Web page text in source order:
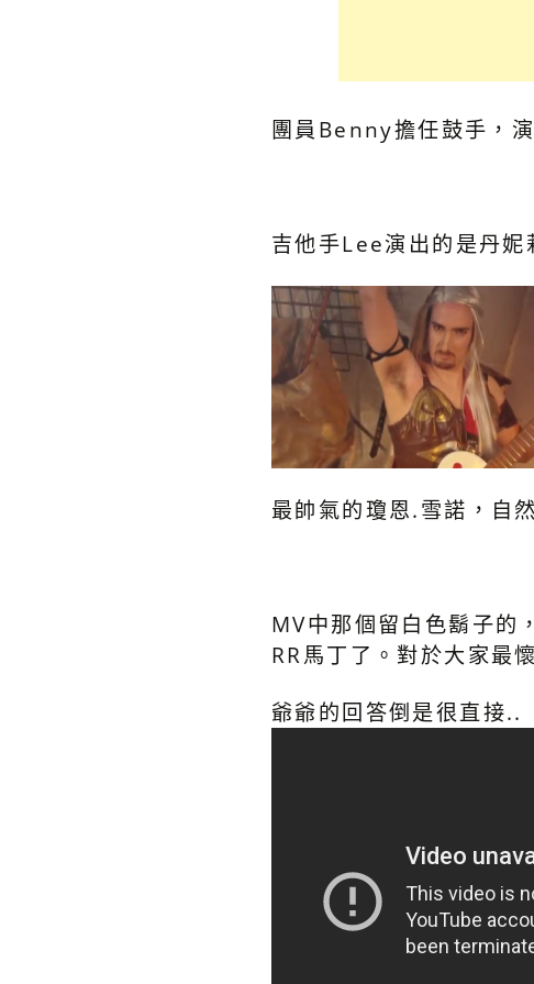
團員Benny擔任鼓手，
吉他手Lee演出的是丹
最帥氣的瓊恩.雪諾，自
MV中那個留白色鬍子的
RR馬丁了。對於大家最
爺爺的回答倒是很直接..